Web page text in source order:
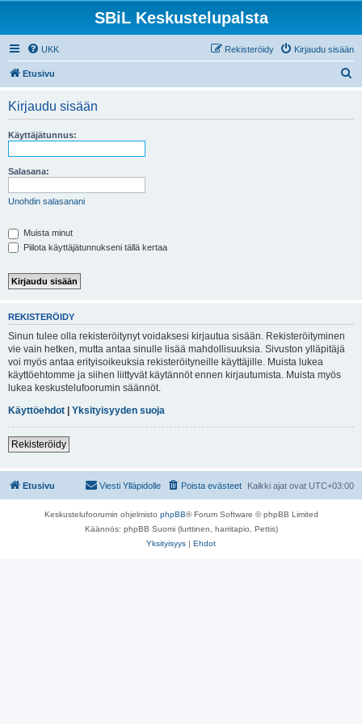
SBiL Keskustelupalsta
UKK Kirjaudu sisään
Rekisteröidy
Etusivu
Kirjaudu sisään
Käyttäjätunnus:
Salasana:
Unohdin salasanani
Muista minut
Piilota käyttäjätunnukseni tällä kertaa
REKISTERÖIDY
Sinun tulee olla rekisteröitynyt voidaksesi kirjautua sisään. Rekisteröityminen
vie vain hetken, mutta antaa sinulle lisää mahdollisuuksia. Sivuston ylläpitäjä
voi myös antaa erityisoikeuksia rekisteröityneille käyttäjille. Muista lukea
käyttöehtomme ja siihen liittyvät käytännöt ennen kirjautumista. Muista myös
lukea keskustelufoorumin säännöt.
Käyttöehdot | Yksityisyyden suoja
Rekisteröidy
Etusivu Kaikki ajat ovat UTC+03:00
Poista evästeet
Viesti Ylläpidolle
Keskustelufoorumin ohjelmisto phpBB® Forum Software © phpBB Limited
Käännös: phpBB Suomi (lurttinen, harritapio, Pettis)
Yksityisyys | Ehdot